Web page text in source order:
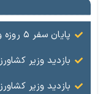
پایان سفر ۵ روزه وزیر جهاد کشاورزی به ترکیه و قرقیزستان/ بازگشت به کشور از منطقه آزاد ماکو
بازدید وزیر کشاورزی به اتفاق سرکنسول جمهوری
بازدید وزیر کشاورزی به اتفاق سرکنسول جمهوری اسلامی ایران در